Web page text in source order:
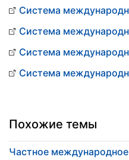
Система
Система
Система
Система
Похожие темы
Частное